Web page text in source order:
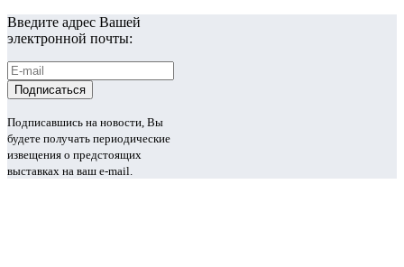
Введите адрес Вашей
электронной почты:
Подписавшись на новости, Вы
будете получать периодические
извещения о предстоящих
выставках на ваш e-mail.